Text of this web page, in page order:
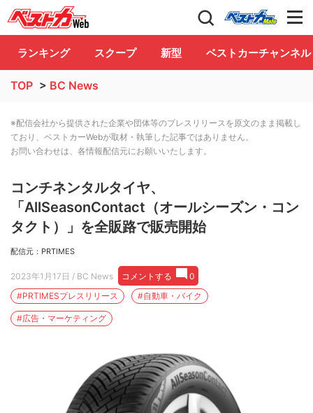
自動車情報誌「ベストカー」 Club
ランキング スクープ 新型 ベストカーチャンネル
TOP > BC News
※配信会社から提供された企業や団体等のプレスリリースを原文のまま掲載し
ており、ベストカーWebが取材・執筆した記事ではありません。
お問い合わせは、各情報配信元にお願いいたします。
コンチネンタルタイヤ、
「AllSeasonContact（オールシーズン・コン
タクト）」を全販路で販売開始
配信元：PRTIMES
2023年1月17日 / BC News コメントする
0
#PRTIMESプレスリリース
#自動車・バイク
#広告・マーケティング